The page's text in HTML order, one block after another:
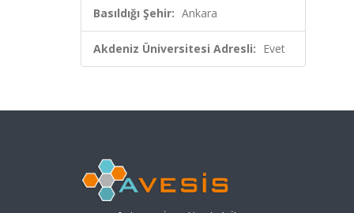
Basıldığı Şehir: Ankara
Akdeniz Üniversitesi Adresli: Evet